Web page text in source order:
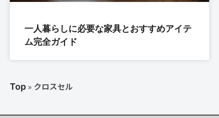
一人暮らしに必要な家具とおすすめアイテ
ム完全ガイド
Top » クロスセル